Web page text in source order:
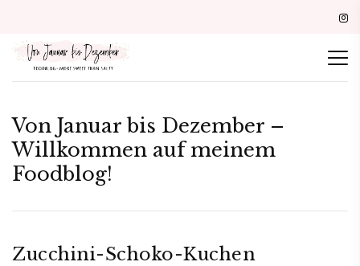
Von Januar bis Dezember –
Willkommen auf meinem
Foodblog!
Zucchini-Schoko-Kuchen